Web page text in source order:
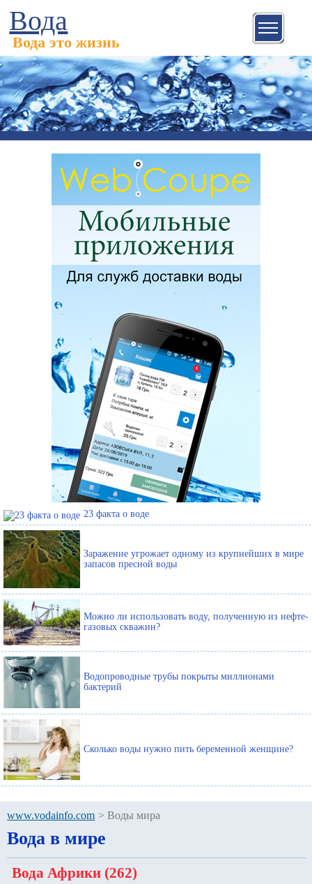
Вода
Вода это жизнь
23 факта о воде
Заражение угрожает одному из крупнейших в мире
запасов пресной воды
Можно ли использовать воду, полученную из нефте-
газовых скважин?
Водопроводные трубы покрыты миллионами
бактерий
Сколько воды нужно пить беременной женщине?
www.vodainfo.com > Воды мира
Вода в мире
Вода Африки (262)